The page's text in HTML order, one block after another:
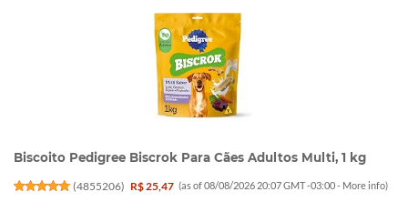
Biscoito Pedigree Biscrok Para Cães Adultos Multi, 1 kg
(4855206) R$ 25,47 (as of 08/08/2026 20:07 GMT -03:00 - More info)